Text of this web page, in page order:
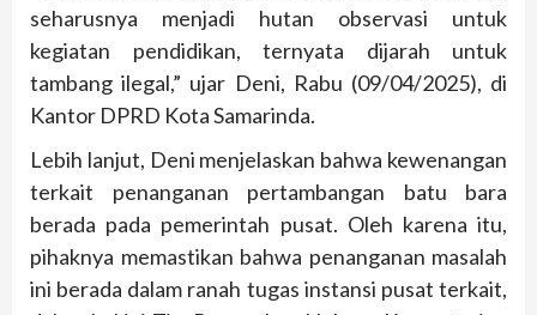
seharusnya menjadi hutan observasi untuk
kegiatan pendidikan, ternyata dijarah untuk
tambang ilegal,” ujar Deni, Rabu (09/04/2025), di
Kantor DPRD Kota Samarinda.
Lebih lanjut, Deni menjelaskan bahwa kewenangan
terkait penanganan pertambangan batu bara
berada pada pemerintah pusat. Oleh karena itu,
pihaknya memastikan bahwa penanganan masalah
ini berada dalam ranah tugas instansi pusat terkait,